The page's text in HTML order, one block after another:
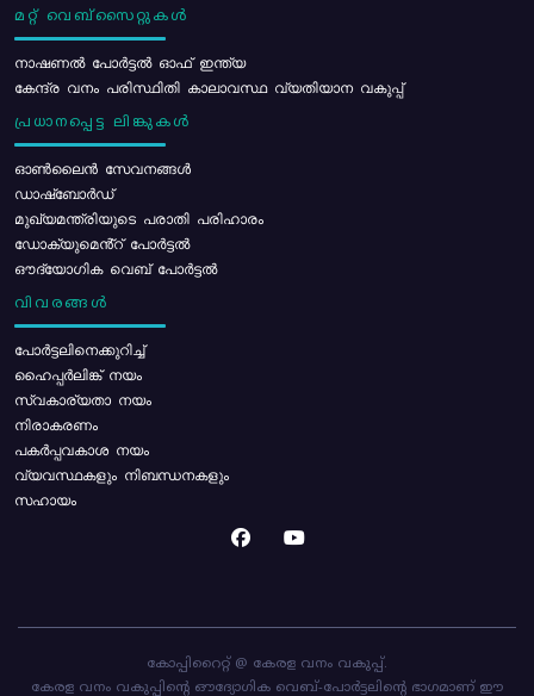
മറ്റ് വെബ്സൈറ്റുകൾ
നാഷണൽ പോർട്ടൽ ഓഫ് ഇന്ത്യ
കേന്ദ്ര വനം പരിസ്ഥിതി കാലാവസ്ഥ വ്യതിയാന വകുപ്പ്
പ്രധാനപ്പെട്ട ലിങ്കുകൾ
ഓൺലൈൻ സേവനങ്ങൾ
ഡാഷ്ബോർഡ്
മുഖ്യമന്ത്രിയുടെ പരാതി പരിഹാരം
ഡോക്യുമെൻ്റ് പോർട്ടൽ
ഔദ്യോഗിക വെബ് പോർട്ടൽ
വിവരങ്ങൾ
പോര്‍ട്ടലിനെക്കുറിച്ച്
ഹൈപ്പർലിങ്ക് നയം
സ്വകാര്യതാ നയം
നിരാകരണം
പകർപ്പവകാശ നയം
വ്യവസ്ഥകളും നിബന്ധനകളും
സഹായം
കോപ്പിറൈറ്റ് @ കേരള വനം വകുപ്പ്.
കേരള വനം വകുപ്പിന്റെ ഔദ്യോഗിക വെബ്-പോർട്ടലിന്റെ ഭാഗമാണ് ഈ